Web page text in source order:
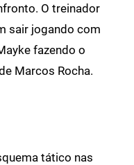
O treinador
sair jogando com
fazendo o
Marcos Rocha.
tático nas